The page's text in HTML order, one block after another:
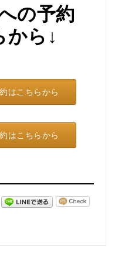
の予約
から↓
はこちらから
はこちらから